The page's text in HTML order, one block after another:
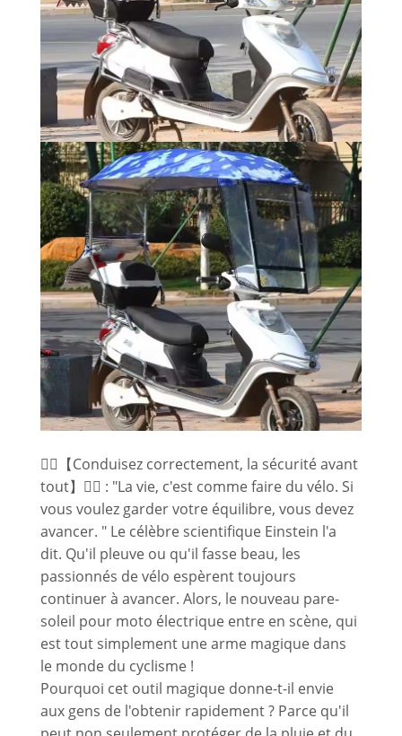
🚴‍♂️【Conduisez correctement, la sécurité avant
tout】🚴‍♂️ : "La vie, c'est comme faire du vélo. Si
vous voulez garder votre équilibre, vous devez
avancer. " Le célèbre scientifique Einstein l'a
dit. Qu'il pleuve ou qu'il fasse beau, les
passionnés de vélo espèrent toujours
continuer à avancer. Alors, le nouveau pare-
soleil pour moto électrique entre en scène, qui
est tout simplement une arme magique dans
le monde du cyclisme !
Pourquoi cet outil magique donne-t-il envie
aux gens de l'obtenir rapidement ? Parce qu'il